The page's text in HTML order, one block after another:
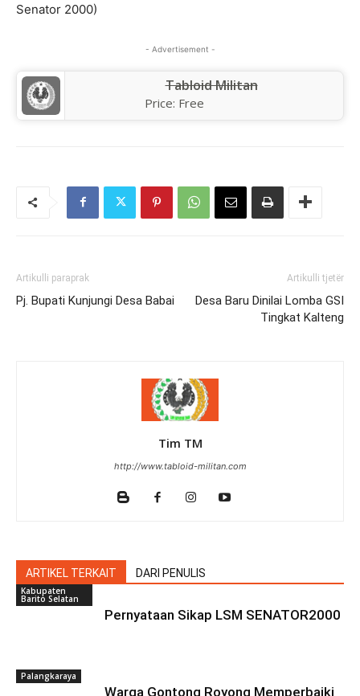
Senator 2000)
- Advertisement -
Tabloid Militan
Price: Free
Artikulli paraprak
Pj. Bupati Kunjungi Desa Babai
Artikulli tjetër
Desa Baru Dinilai Lomba GSI
Tingkat Kalteng
Tim TM
http://www.tabloid-militan.com
ARTIKEL TERKAIT DARI PENULIS
Kabupaten
Barito Selatan
Pernyataan Sikap LSM SENATOR2000
Palangkaraya
Warga Gontong Royong Memperbaiki